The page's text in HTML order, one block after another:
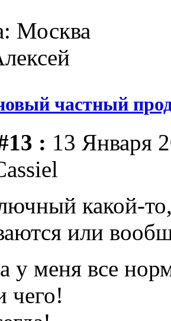
Москва
частный
: 13 Января
какой-
или
у меня все
чего!